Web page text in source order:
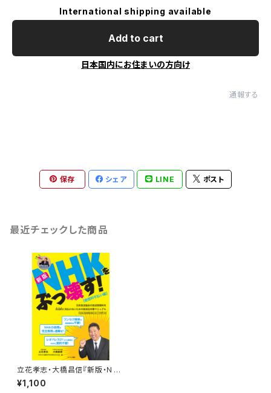
International shipping available
Add to cart
日本国内にお住まいの方向け
通報する
保存 シェア LINE ポスト
最近チェックした商品
立花孝志・大橋昌信『新版・ＮＨ
Ｋをぶっ壊す！〔受信料不払い
編〕』撃退シール２枚付
¥1,100